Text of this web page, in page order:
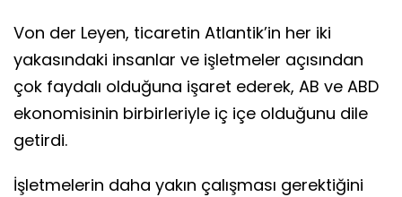
Von der Leyen, ticaretin Atlantik’in her iki
yakasındaki insanlar ve işletmeler açısından
çok faydalı olduğuna işaret ederek, AB ve ABD
ekonomisinin birbirleriyle iç içe olduğunu dile
getirdi.
İşletmelerin daha yakın çalışması gerektiğini